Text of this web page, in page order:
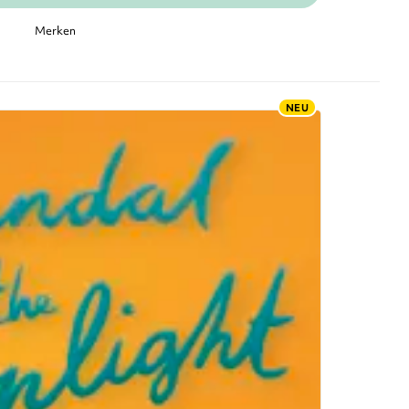
Merken
NEU